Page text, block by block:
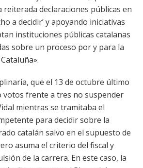
reiterada declaraciones públicas en
a decidir’ y apoyando iniciativas
instituciones públicas catalanas
sobre un proceso por y para la
que el 13 de octubre último
votos frente a tres no suspender
mientras se tramitaba el
para decidir sobre la
catalán salvo en el supuesto de
asuma el criterio del fiscal y
de la carrera. En este caso, la